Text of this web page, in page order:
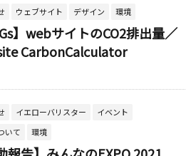
ウェブサイト デザイン 環境
】webサイトのCO2排出量／
CarbonCalculator
イエローバリスター
イベント
いて
環境